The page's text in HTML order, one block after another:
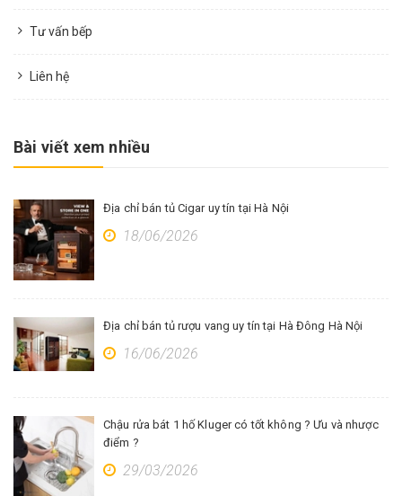
Tư vấn bếp
Liên hệ
Bài viết xem nhiều
Địa chỉ bán tủ Cigar uy tín tại Hà Nội
18/06/2026
Địa chỉ bán tủ rượu vang uy tín tại Hà Đông Hà Nội
16/06/2026
Chậu rửa bát 1 hố Kluger có tốt không ? Ưu và nhược
điểm ?
29/03/2026